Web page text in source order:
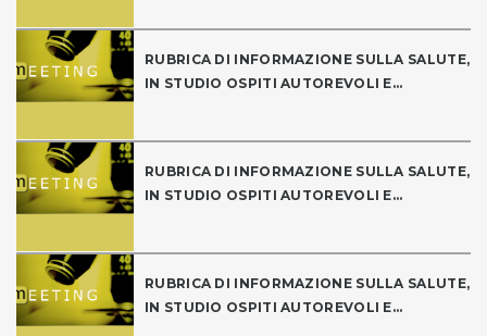
RUBRICA DI INFORMAZIONE SULLA SALUTE,
IN STUDIO OSPITI AUTOREVOLI E...
RUBRICA DI INFORMAZIONE SULLA SALUTE,
IN STUDIO OSPITI AUTOREVOLI E...
RUBRICA DI INFORMAZIONE SULLA SALUTE,
IN STUDIO OSPITI AUTOREVOLI E...